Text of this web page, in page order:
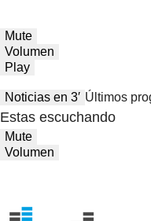
Mute
Volumen
Play
Noticias en 3′ Últimos
Estas escuchando
Mute
Volumen